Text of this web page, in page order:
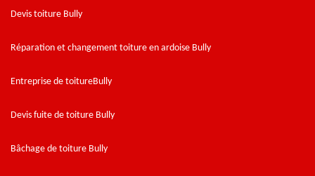
Devis toiture Bully
Réparation et changement toiture en ardoise Bully
Entreprise de toitureBully
Devis fuite de toiture Bully
Bâchage de toiture Bully